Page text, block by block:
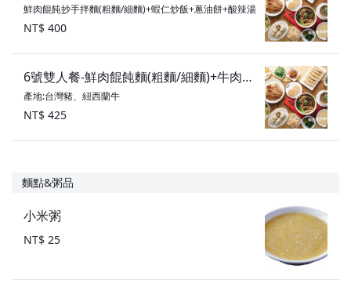
麵)+蝦仁炒飯+蔥油餅+酸辣湯
鮮肉餛飩抄手拌麵(粗麵/細麵)+蝦仁炒飯+蔥油餅+酸辣湯
NT$ 400
6號雙人餐-鮮肉餛飩麵(粗麵/細麵)+牛肉炒
飯+蔥油餅+燙青菜
產地:台灣豬、紐西蘭牛
NT$ 425
麵點&粥品
小米粥
NT$ 25